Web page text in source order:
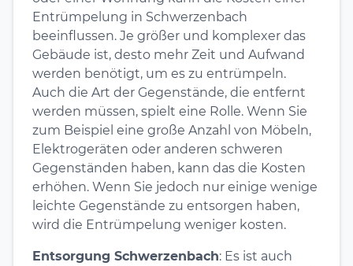
Entrümpelung in Schwerzenbach
beeinflussen. Je größer und komplexer das
Gebäude ist, desto mehr Zeit und Aufwand
werden benötigt, um es zu entrümpeln.
Auch die Art der Gegenstände, die entfernt
werden müssen, spielt eine Rolle. Wenn Sie
zum Beispiel eine große Anzahl von Möbeln,
Elektrogeräten oder anderen schweren
Gegenständen haben, kann das die Kosten
erhöhen. Wenn Sie jedoch nur einige wenige
leichte Gegenstände zu entsorgen haben,
wird die Entrümpelung weniger kosten.
Entsorgung Schwerzenbach: Es ist auch